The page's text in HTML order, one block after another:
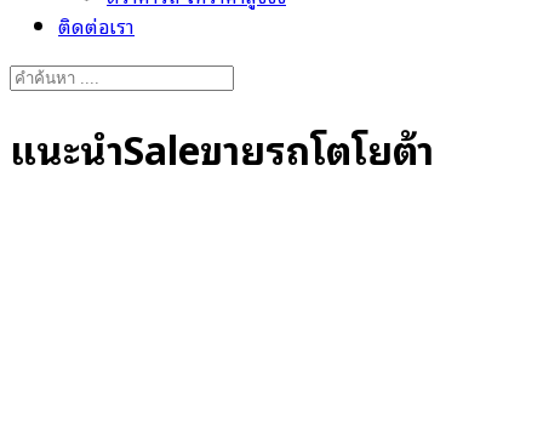
ติดต่อเรา
Search
แนะนำSaleขายรถโตโยต้า